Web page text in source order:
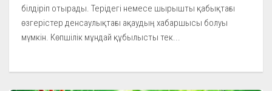
білдіріп отырады. Терідегі немесе шырышты қабықтағы
өзгерістер денсаулықтағы ақаудың хабаршысы болуы
мүмкін. Көпшілік мұндай құбылысты тек...